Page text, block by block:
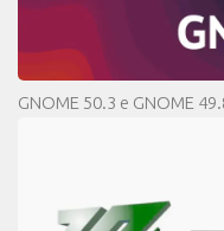
GNOME 50.3 e GNOME